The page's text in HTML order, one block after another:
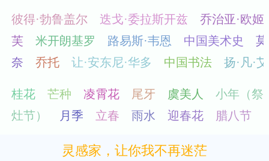
灵感家，让你我不再迷茫